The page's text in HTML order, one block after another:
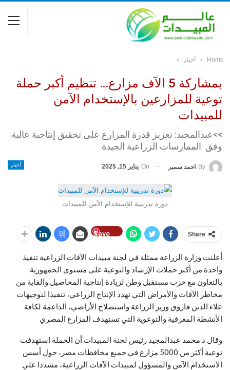
Home أخبار
بمشاركة 5 الآف مزارع… تنظيم أكبر حملة
توعية للمزارعين بالإستخدام الآمن
للمبيدات
>>عبدالمجيد: تعزيز قدرة المزارع على تحقيق إنتاجية عالية
وفق الممارسات الزراعية الجيدة
أخبار By احمد سمير On يناير 15, 2025
دورة تدريبية للإستخدام الآمن للمبيدات
Share
Save
أعلنت وزارة الزراعة ممثلة في لجنة مبيدات الآفات الزراعية تنفيذ
واحدة من أكبر حملات الإرشاد والتوعية على مستوى الجمهورية
بالتعاون مع حزب مستقبل وطن لزيادة إنتاجية المحاصيل والقاية من
مخاطر الآفات والأمراض التي تهدد الإنتاج الزراعي، تنفيذا لتوجيهات
علاء الدين فاروق وزير الزراعة واستصلاح الأراضي، الداعمة لكافة
الأنشطة المعرفية والتوعوية التي تستهدف المزارع المصري
وقال د محمد عبدالمجيد رئيس لجنة المبيدات أن الحملة استهدفت
توعية أكثر من 5000 مزارع في جميع محافظات مصر، حول أسس
الاستخدام الآمن والمسؤول لمبيدات الآفات الزراعية، مشددا علي